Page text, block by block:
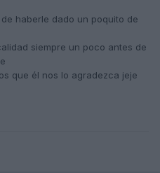
haberle dado un poquito de
siempre un poco antes de
que él nos lo agradezca jeje